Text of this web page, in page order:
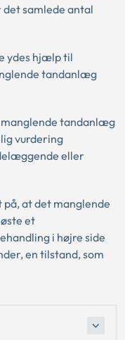
samlede antal
ydes hjælp til
tandanlæg
tandanlæg
vurdering
eller
at det manglende
et
i højre side
en tilstand, som